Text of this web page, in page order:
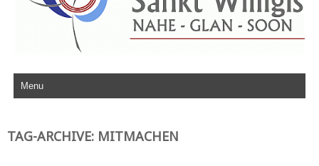
Zum Inhalt springen
TAG-ARCHIVE: MITMACHEN